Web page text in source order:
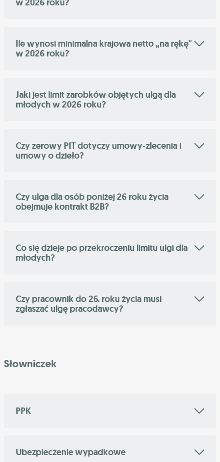
w 2026 roku?
Ile wynosi minimalna krajowa netto „na rękę"
w 2026 roku?
Jaki jest limit zarobków objętych ulgą dla
młodych w 2026 roku?
Czy zerowy PIT dotyczy umowy-zlecenia i
umowy o dzieło?
Czy ulga dla osób poniżej 26 roku życia
obejmuje kontrakt B2B?
Co się dzieje po przekroczeniu limitu ulgi dla
młodych?
Czy pracownik do 26. roku życia musi
zgłaszać ulgę pracodawcy?
Słowniczek
PPK
Ubezpieczenie wypadkowe